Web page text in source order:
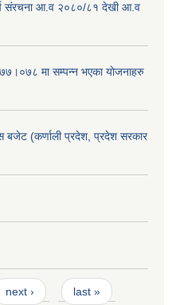
संरचना आ.व २०८०/८१ देखी आ.व
मा सम्पन्न भएका योजनाहरु
बजेट (कर्णाली प्रदेश, प्रदेश सरकार
next › last »